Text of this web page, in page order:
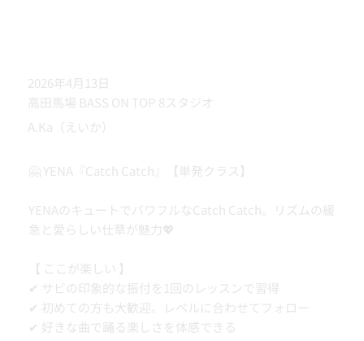
2026年4月13日
高田馬場 BASS ON TOP 8スタジオ
A.Ka（えいか）
🤗 YENA『Catch Catch』【単発クラス】
YENAのキュートでパワフルなCatch Catch。リズムの緩
急と愛らしい仕草が魅力💖
【 ここが楽しい 】
✔ サビの印象的な振付を1回のレッスンで習得
✔ 初めての方も大歓迎。レベルに合わせてフォロー
✔ 好きな曲で踊る楽しさを体感できる